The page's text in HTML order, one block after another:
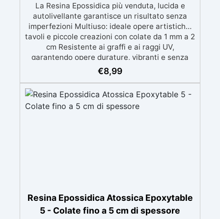
La Resina Epossidica più venduta, lucida e
autolivellante garantisce un risultato senza
imperfezioni Multiuso: ideale opere artistiche,
tavoli e piccole creazioni con colate da 1 mm a 2
cm Resistente ai graffi e ai raggi UV,
garantendo opere durature, vibranti e senza
ingiallimenti nel tempo Bassa viscosità e
formula anti-bolle per risultati impeccabili,
Certificata Atossica post catalisi per contatto
con la pelle, BPA free e VoC Free
€8,99
Resina Epossidica Atossica Epoxytable
5 - Colate fino a 5 cm di spessore